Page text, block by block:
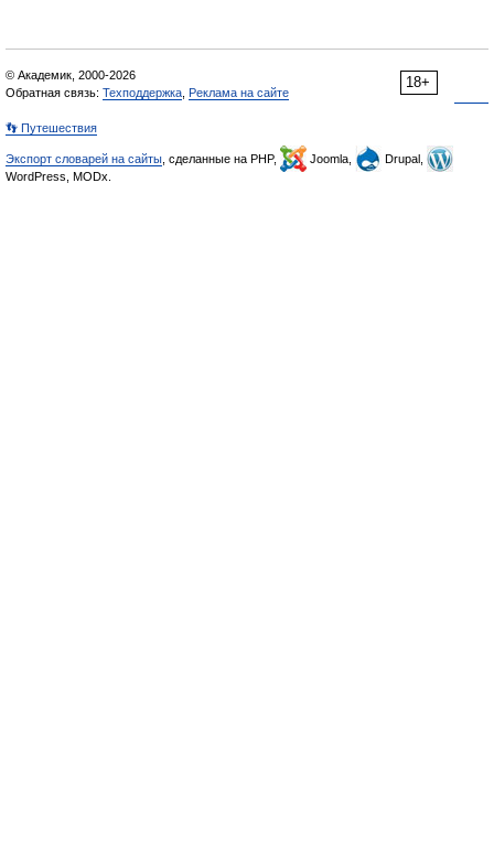
18+
© Академик, 2000-2026
Обратная связь: Техподдержка Реклама на сайте
👣 Путешествия
Экспорт словарей на сайты , сделанные на PHP, Joomla,
Drupal,
WordPress, MODx.